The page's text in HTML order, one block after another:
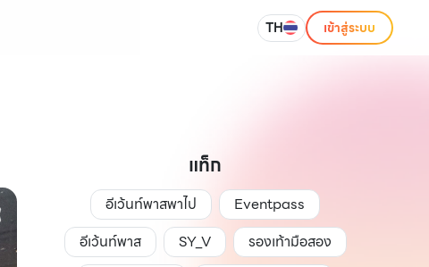
TH เข้าสู่ระบบ
แท็ก
อีเว้นท์พาสพาไป
Eventpass
อีเว้นท์พาส
SY_V
รองเท้ามือสอง